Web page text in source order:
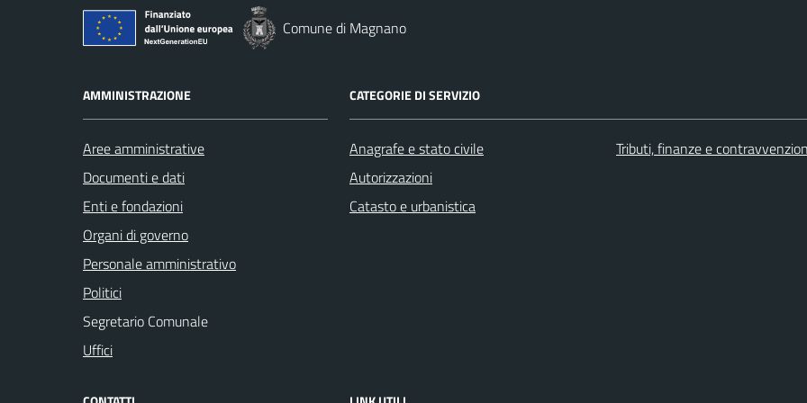
Comune di Magnano
AMMINISTRAZIONE
Aree amministrative
Documenti e dati
Enti e fondazioni
Organi di governo
Personale amministrativo
Politici
Segretario Comunale
Uffici
CATEGORIE DI SERVIZIO
Anagrafe e stato civile
Autorizzazioni
Catasto e urbanistica
Tributi, finanze e